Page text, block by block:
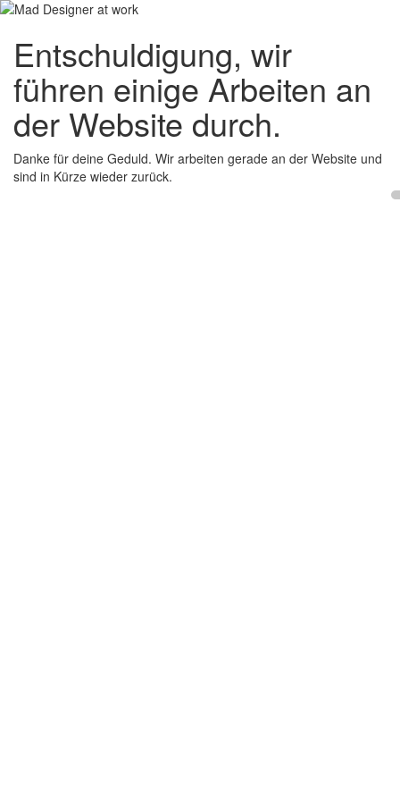
Entschuldigung, wir
führen einige Arbeiten an
der Website durch.
Danke für deine Geduld. Wir arbeiten gerade an der Website und
sind in Kürze wieder zurück.